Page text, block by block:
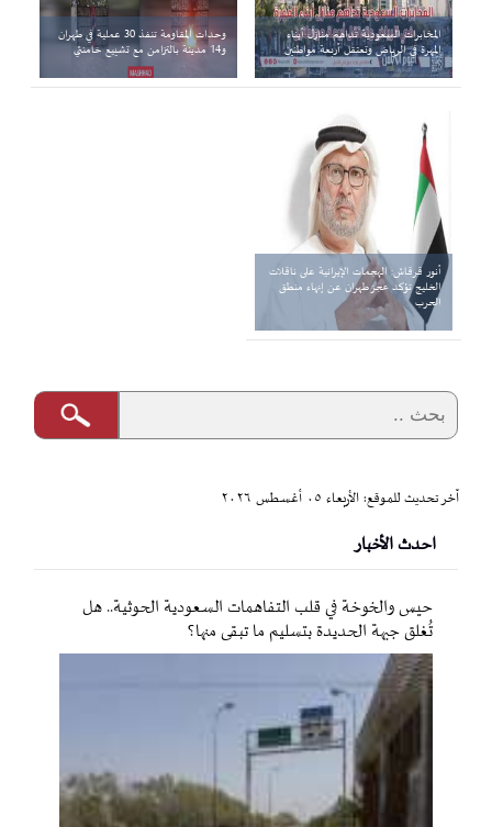
المخابرات السعودية تداهم منازل أبناء
المهرة في الرياض وتعتقل أربعة مواطنين
وحدات المقاومة تنفذ 30 عملية في طهران
و14 مدينة بالتزامن مع تشييع خامنئي
أنور قرقاش: الهجمات الإيرانية على ناقلات
الخليج تؤكد عجز طهران عن إنهاء منطق
الحرب
آخر تحديث للموقع: الأربعاء ٠٥ أغسطس ٢٠٢٦
احدث الأخبار
حيس والخوخة في قلب التفاهمات السعودية الحوثية.. هل
تُغلق جبهة الحديدة بتسليم ما تبقى منها؟